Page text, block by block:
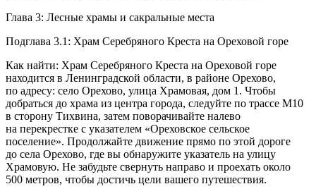
Глава 3: Лесные храмы и сакральные места
Подглава 3.1: Храм Серебряного Креста на Ореховой горе
Как найти: Храм Серебряного Креста на Ореховой горе
находится в Ленинградской области, в районе Орехово,
по адресу: село Орехово, улица Храмовая, дом 1. Чтобы
добраться до храма из центра города, следуйте по трассе М10
в сторону Тихвина, затем поворачивайте налево
на перекрестке с указателем «Ореховское сельское
поселение». Продолжайте движение прямо по этой дороге
до села Орехово, где вы обнаружите указатель на улицу
Храмовую. Не забудьте свернуть направо и проехать около
500 метров, чтобы достичь цели вашего путешествия.